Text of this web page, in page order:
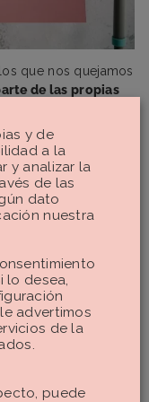
que nos quejamos
de las propias
formación en
todas las unidades
sector que, si
borracha o
casa diciéndote que
beber, no bebas”,
a las
muy
y de
a la
y analizar la
de las
dato
nuestra
lo desea,
advertimos
de la
puede